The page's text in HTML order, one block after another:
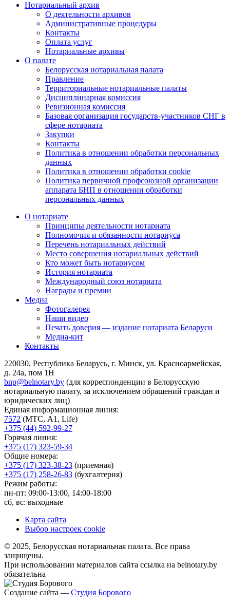
Нотариальный архив
О деятельности архивов
Административные процедуры
Контакты
Оплата услуг
Нотариальные архивы
О палате
Белорусская нотариальная палата
Правление
Территориальные нотариальные палаты
Дисциплинарная комиссия
Ревизионная комиссия
Базовая организация государств-участников СНГ в
сфере нотариата
Закупки
Контакты
Политика в отношении обработки персональных
данных
Политика в отношении обработки cookie
Политика первичной профсоюзной организации
аппарата БНП в отношении обработки
персональных данных
О нотариате
Принципы деятельности нотариата
Полномочия и обязанности нотариуса
Перечень нотариальных действий
Место совершения нотариальных действий
Кто может быть нотариусом
История нотариата
Международный союз нотариата
Награды и премии
Медиа
Фотогалерея
Наши видео
Печать доверия — издание нотариата Беларуси
Медиа-кит
Контакты
220030, Республика Беларусь, г. Минск, ул. Красноармейская,
д. 24а, пом 1Н
bnp@belnotary.by (для корреспонденции в Белорусскую
нотариальную палату, за исключением обращений граждан и
юридических лиц)
Единая информационная линия:
7572 (МТС, A1, Life)
+375 (44) 592-99-27
Горячая линия:
+375 (17) 323-59-34
Общие номера:
+375 (17) 323-38-23 (приемная)
+375 (17) 258-26-83 (бухгалтерия)
Режим работы:
пн-пт: 09:00-13:00, 14:00-18:00
сб, вс: выходные
Карта сайта
Выбор настроек cookie
© 2025, Белорусская нотариальная палата. Все права
защищены.
При использовании материалов сайта ссылка на belnotary.by
обязательна
Создание сайта — Студия Борового